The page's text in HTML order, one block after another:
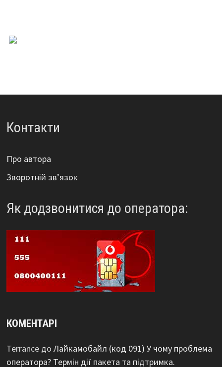
Контакти
Про автора
Зворотній зв’язок
Як додзвонитися до оператора:
КОМЕНТАРІ
Terranceдо Лайкамобайл (код 091) У чому проблема
оператора? Термін дії пакета та підтримка.